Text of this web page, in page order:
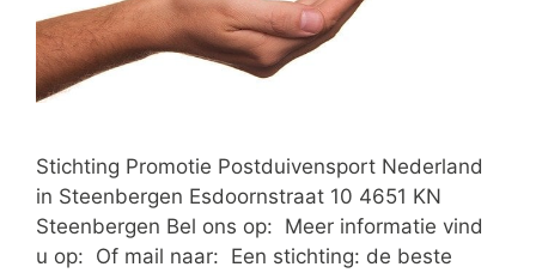
Stichting Promotie Postduivensport Nederland
in Steenbergen Esdoornstraat 10 4651 KN
Steenbergen Bel ons op: Meer informatie vind
u op: Of mail naar: Een stichting: de beste